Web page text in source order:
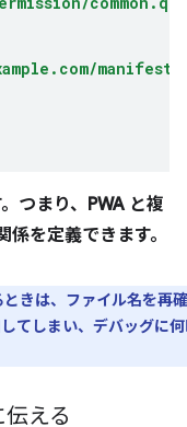
つまり、PWA と複
を定義できます。
きは、ファイル名を再
てしまい、デバッグに
える